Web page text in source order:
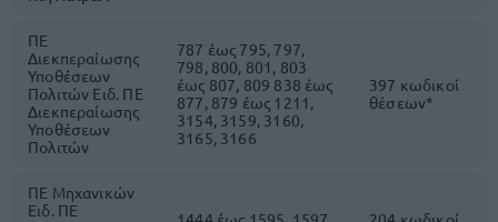
ΠΕ
Διεκπεραίωσης
Υποθέσεων
Πολιτών Ειδ. ΠΕ
Διεκπεραίωσης
Υποθέσεων
Πολιτών
787 έως 795, 797,
798, 800, 801, 803
έως 807, 809 838 έως
877, 879 έως 1211,
3154, 3159, 3160,
3165, 3166
397 κωδικοί
θέσεων*
ΠΕ Μηχανικών
Ειδ. ΠΕ